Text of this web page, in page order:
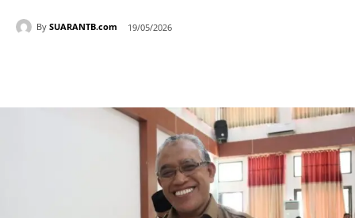
By SUARANTB.com 19/05/2026